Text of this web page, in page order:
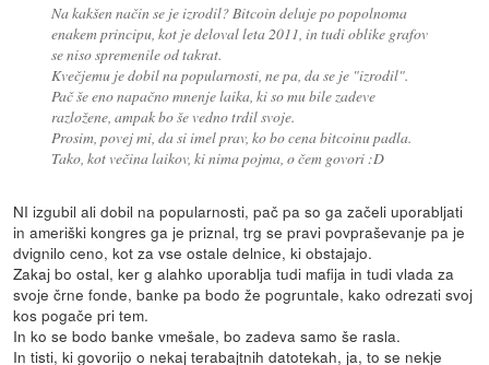
Na kakšen način se je izrodil? Bitcoin deluje po popolnoma
enakem principu, kot je deloval leta 2011, in tudi oblike grafov
se niso spremenile od takrat.
Kvečjemu je dobil na popularnosti, ne pa, da se je "izrodil".
Pač še eno napačno mnenje laika, ki so mu bile zadeve
razložene, ampak bo še vedno trdil svoje.
Prosim, povej mi, da si imel prav, ko bo cena bitcoinu padla.
Tako, kot večina laikov, ki nima pojma, o čem govori :D
NI izgubil ali dobil na popularnosti, pač pa so ga začeli uporabljati
in ameriški kongres ga je priznal, trg se pravi povpraševanje pa je
dvignilo ceno, kot za vse ostale delnice, ki obstajajo.
Zakaj bo ostal, ker g alahko uporablja tudi mafija in tudi vlada za
svoje črne fonde, banke pa bodo že pogruntale, kako odrezati svoj
kos pogače pri tem.
In ko se bodo banke vmešale, bo zadeva samo še rasla.
In tisti, ki govorijo o nekaj terabajtnih datotekah, ja, to se nekje